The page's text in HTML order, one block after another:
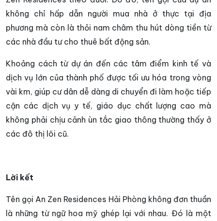
không chỉ hấp dẫn người mua nhà ở thực tại địa
phương mà còn là thỏi nam châm thu hút dòng tiền từ
các nhà đầu tư cho thuê bất động sản.
Khoảng cách từ dự án đến các tâm điểm kinh tế và
dịch vụ lớn của thành phố được tối ưu hóa trong vòng
vài km, giúp cư dân dễ dàng di chuyển đi làm hoặc tiếp
cận các dịch vụ y tế, giáo dục chất lượng cao mà
không phải chịu cảnh ùn tắc giao thông thường thấy ở
các đô thị lõi cũ.
Lời kết
Tên gọi An Zen Residences Hải Phòng không đơn thuần
là những từ ngữ hoa mỹ ghép lại với nhau. Đó là một